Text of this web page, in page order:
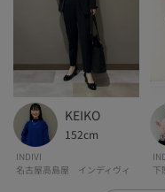
モデル情報：身長167cm B79
KEIKO
152cm
INDIVI
名古屋高島屋 インディヴィ
下